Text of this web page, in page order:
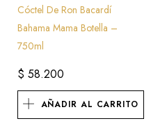
Cóctel De Ron Bacardí
Bahama Mama Botella –
750ml
$ 58.200
AÑADIR AL CARRITO